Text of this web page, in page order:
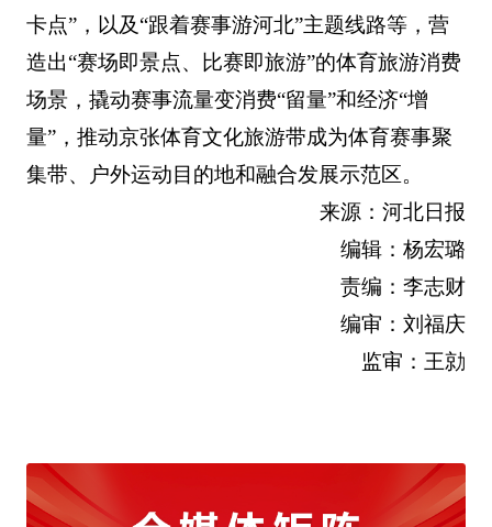
卡点”，以及“跟着赛事游河北”主题线路等，营
造出“赛场即景点、比赛即旅游”的体育旅游消费
场景，撬动赛事流量变消费“留量”和经济“增
量”，推动京张体育文化旅游带成为体育赛事聚
集带、户外运动目的地和融合发展示范区。
来源：河北日报
编辑：杨宏璐
责编：李志财
编审：刘福庆
监审：王勍